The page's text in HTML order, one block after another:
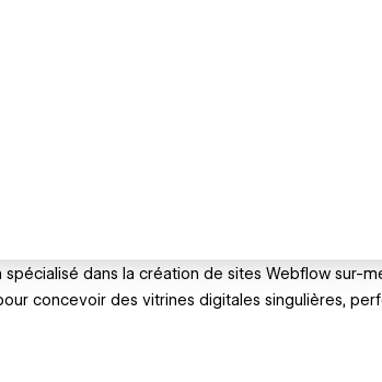
dans la création de sites Webflow sur-
concevoir des vitrines digitales singulières,